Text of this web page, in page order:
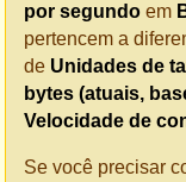
por segundo em
pertencem a
de Unidades de
bytes (atuais,
Velocidade de
Se você precisar